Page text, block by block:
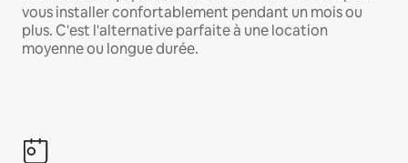
vous installer confortablement pendant un mois ou
plus. C'est l'alternative parfaite à une location
moyenne ou longue durée.